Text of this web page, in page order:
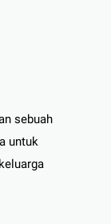
sebuah
untuk